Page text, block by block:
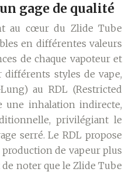
gage de qualité
au cœur du Zlide Tube
en différentes valeurs
de chaque vapoteur et
styles de vape,
au RDL (Restricted
une inhalation indirecte,
privilégiant le
serré. Le RDL propose
de vapeur plus
noter que le Zlide Tube